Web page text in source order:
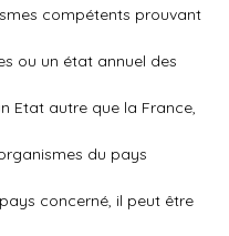
compétents prouvant
ou un état annuel des
Etat autre que la France,
du pays
concerné, il peut être